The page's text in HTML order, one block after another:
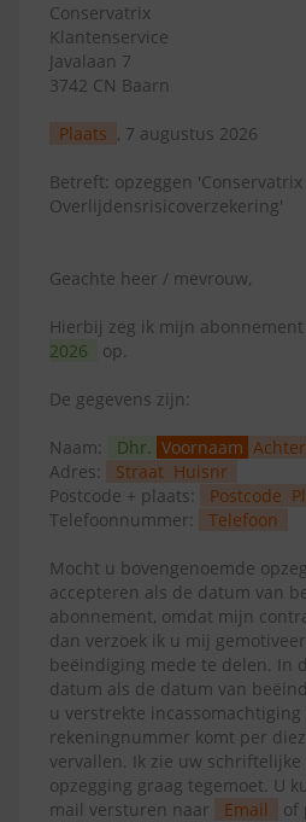
Conservatrix
Klantenservice
Javalaan 7
3742 CN Baarn
Plaats , 7 augustus 2026
Betreft: opzeggen 'Conservatrix
Overlijdensrisicoverzekering'
Geachte heer / mevrouw,
Hierbij zeg ik mijn
2026
op.
De gegevens zijn:
Naam: Dhr. Voornaam
Adres:
Straat Huisnr
Postcode + plaats:
Postcode
Telefoonnummer:
Telefoon
Mocht u bovengenoemde
accepteren als de datum van
abonnement, omdat mijn
dan verzoek ik u mij
beëindiging mede te delen. In
datum als de datum van
u verstrekte
rekeningnummer komt per
vervallen. Ik zie uw
opzegging graag tegemoet. U
mail versturen naar
Email of